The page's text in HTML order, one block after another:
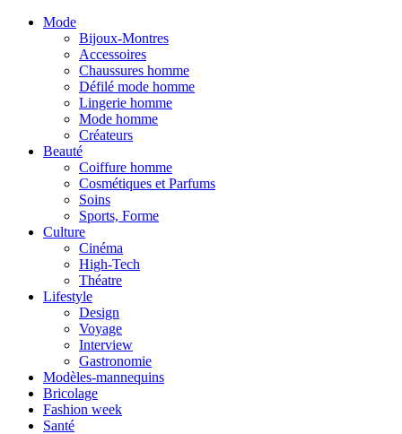
Mode
Bijoux-Montres
Accessoires
Chaussures homme
Défilé mode homme
Lingerie homme
Mode homme
Créateurs
Beauté
Coiffure homme
Cosmétiques et Parfums
Soins
Sports, Forme
Culture
Cinéma
High-Tech
Théatre
Lifestyle
Design
Voyage
Interview
Gastronomie
Modèles-mannequins
Bricolage
Fashion week
Santé